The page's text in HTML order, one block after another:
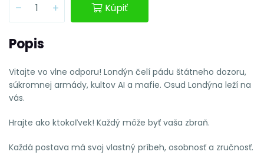
Kúpiť
Popis
Vitajte vo vlne odporu! Londýn čelí pádu štátneho dozoru,
súkromnej armády, kultov AI a mafie. Osud Londýna leží na
vás.
Hrajte ako ktokoľvek! Každý môže byť vaša zbraň.
Každá postava má svoj vlastný príbeh, osobnosť a zručnosť.